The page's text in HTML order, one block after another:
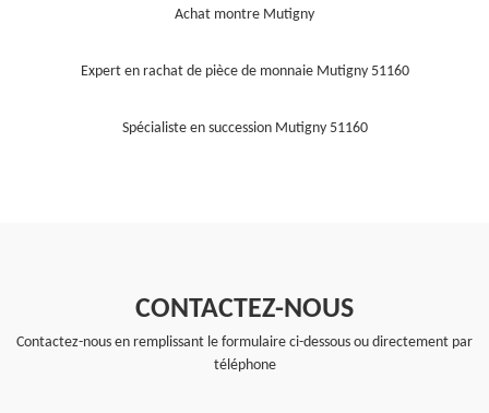
Achat montre Mutigny
Expert en rachat de pièce de monnaie Mutigny 51160
Spécialiste en succession Mutigny 51160
CONTACTEZ-NOUS
Contactez-nous en remplissant le formulaire ci-dessous ou directement par
téléphone